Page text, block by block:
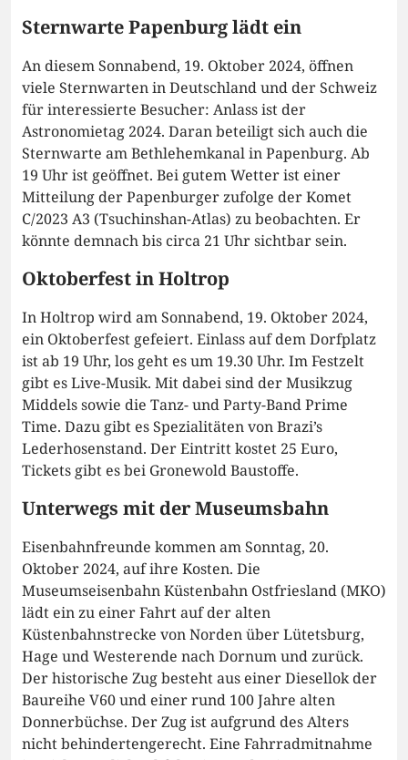
Sternwarte Papenburg lädt ein
An diesem Sonnabend, 19. Oktober 2024, öffnen
viele Sternwarten in Deutschland und der Schweiz
für interessierte Besucher: Anlass ist der
Astronomietag 2024. Daran beteiligt sich auch die
Sternwarte am Bethlehemkanal in Papenburg. Ab
19 Uhr ist geöffnet. Bei gutem Wetter ist einer
Mitteilung der Papenburger zufolge der Komet
C/2023 A3 (Tsuchinshan-Atlas) zu beobachten. Er
könnte demnach bis circa 21 Uhr sichtbar sein.
Oktoberfest in Holtrop
In Holtrop wird am Sonnabend, 19. Oktober 2024,
ein Oktoberfest gefeiert. Einlass auf dem Dorfplatz
ist ab 19 Uhr, los geht es um 19.30 Uhr. Im Festzelt
gibt es Live-Musik. Mit dabei sind der Musikzug
Middels sowie die Tanz- und Party-Band Prime
Time. Dazu gibt es Spezialitäten von Brazi’s
Lederhosenstand. Der Eintritt kostet 25 Euro,
Tickets gibt es bei Gronewold Baustoffe.
Unterwegs mit der Museumsbahn
Eisenbahnfreunde kommen am Sonntag, 20.
Oktober 2024, auf ihre Kosten. Die
Museumseisenbahn Küstenbahn Ostfriesland (MKO)
lädt ein zu einer Fahrt auf der alten
Küstenbahnstrecke von Norden über Lütetsburg,
Hage und Westerende nach Dornum und zurück.
Der historische Zug besteht aus einer Diesellok der
Baureihe V60 und einer rund 100 Jahre alten
Donnerbüchse. Der Zug ist aufgrund des Alters
nicht behindertengerecht. Eine Fahrradmitnahme